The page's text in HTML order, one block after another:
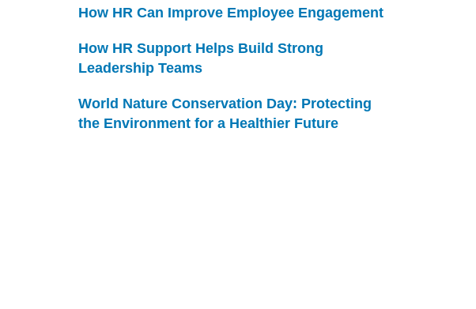
How HR Can Improve Employee Engagement
How HR Support Helps Build Strong
Leadership Teams
World Nature Conservation Day: Protecting
the Environment for a Healthier Future